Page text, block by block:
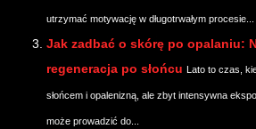
utrzymać motywację w długotrwałym procesie...
Jak zadbać o skórę po opalaniu:
regeneracja po słońcu Lato to czas,
słońcem i opalenizną, ale zbyt intensywna
może prowadzić do...